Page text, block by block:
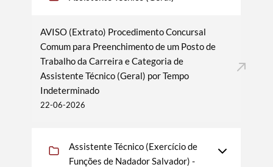
Filtros
AVISO (Extrato) Procedimento Concursal
Comum para Preenchimento de um Posto de
Trabalho da Carreira e Categoria de
Assistente Técnico (Geral) por Tempo
Indeterminado
22-06-2026
Assistente Técnico (Exercício de
Funções de Nadador Salvador) -